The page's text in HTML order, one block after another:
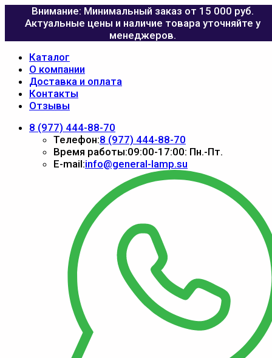
Внимание: Минимальный заказ от 15 000 руб.
Актуальные цены и наличие товара уточняйте у
менеджеров.
Каталог
О компании
Доставка и оплата
Контакты
Отзывы
8 (977) 444-88-70
Телефон:8 (977) 444-88-70
Время работы:09:00-17:00: Пн.-Пт.
E-mail:info@general-lamp.su